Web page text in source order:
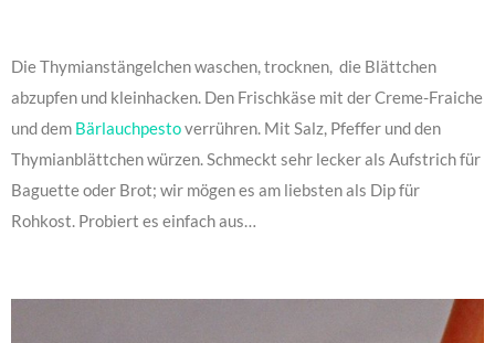
Die Thymianstängelchen waschen, trocknen, die Blättchen
abzupfen und kleinhacken. Den Frischkäse mit der Creme-Fraiche
und dem Bärlauchpestoverrühren. Mit Salz, Pfeffer und den
Thymianblättchen würzen. Schmeckt sehr lecker als Aufstrich für
Baguette oder Brot; wir mögen es am liebsten als Dip für
Rohkost. Probiert es einfach aus…